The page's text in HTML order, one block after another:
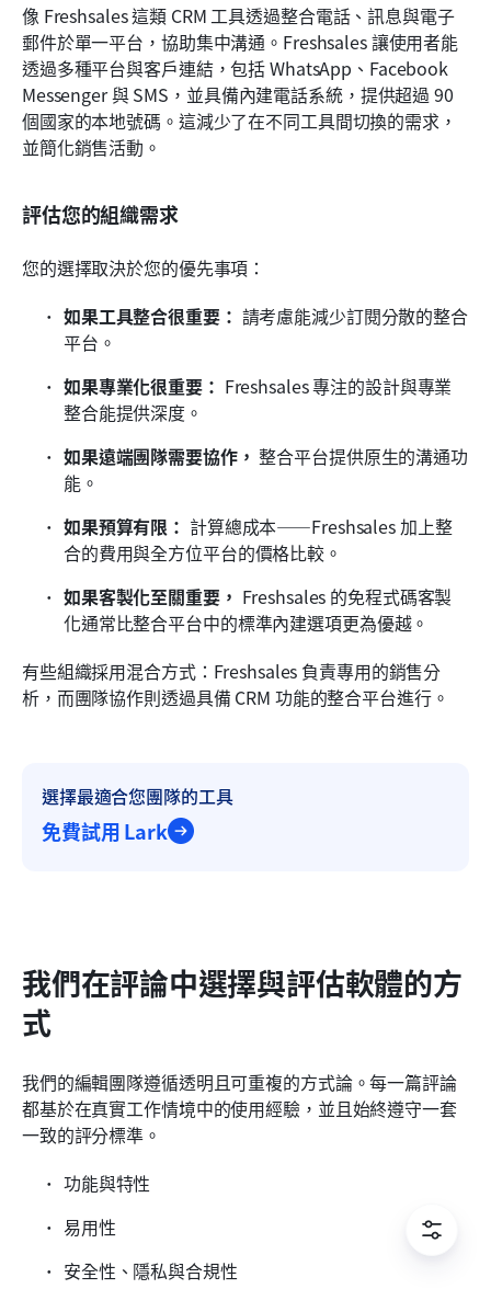
像 Freshsales 這類 CRM 工具透過整合電話、訊息與電子
郵件於單一平台，協助集中溝通。Freshsales 讓使用者能
透過多種平台與客戶連結，包括 WhatsApp、Facebook
Messenger 與 SMS，並具備內建電話系統，提供超過 90
個國家的本地號碼。這減少了在不同工具間切換的需求，
並簡化銷售活動。
評估您的組織需求
您的選擇取決於您的優先事項：
如果工具整合很重要： 請考慮能減少訂閱分散的整合
平台。
如果專業化很重要： Freshsales 專注的設計與專業
整合能提供深度。
如果遠端團隊需要協作， 整合平台提供原生的溝通功
能。
如果預算有限： 計算總成本——Freshsales 加上整
合的費用與全方位平台的價格比較。
如果客製化至關重要， Freshsales 的免程式碼客製
化通常比整合平台中的標準內建選項更為優越。
有些組織採用混合方式：Freshsales 負責專用的銷售分
析，而團隊協作則透過具備 CRM 功能的整合平台進行。
選擇最適合您團隊的工具
免費試用 Lark
我們在評論中選擇與評估軟體的方
式
我們的編輯團隊遵循透明且可重複的方式論。每一篇評論
都基於在真實工作情境中的使用經驗，並且始終遵守一套
一致的評分標準。
功能與特性
易用性
安全性、隱私與合規性